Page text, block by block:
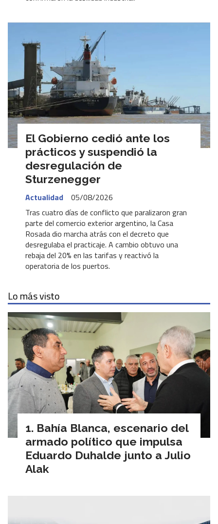
El Gobierno cedió ante los
prácticos y suspendió la
desregulación de
Sturzenegger
Actualidad
05/08/2026
Tras cuatro días de conflicto que paralizaron gran
parte del comercio exterior argentino, la Casa
Rosada dio marcha atrás con el decreto que
desregulaba el practicaje. A cambio obtuvo una
rebaja del 20% en las tarifas y reactivó la
operatoria de los puertos.
Lo más visto
Bahía Blanca, escenario del
armado político que impulsa
Eduardo Duhalde junto a Julio
Alak